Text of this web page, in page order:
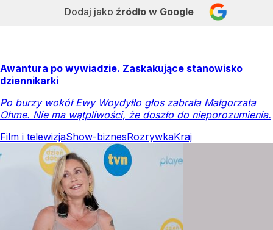
Dodaj jako źródło w Google
Awantura po wywiadzie. Zaskakujące stanowisko
dziennikarki
Po burzy wokół Ewy Woydyłło głos zabrała Małgorzata
Ohme. Nie ma wątpliwości, że doszło do nieporozumienia.
Film i telewizjaShow-biznesRozrywkaKraj